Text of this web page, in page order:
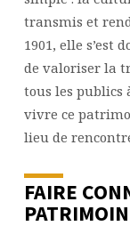
transmis et
1901, elle s’est
de valoriser la
tous les publics
vivre ce
lieu de
FAIRE